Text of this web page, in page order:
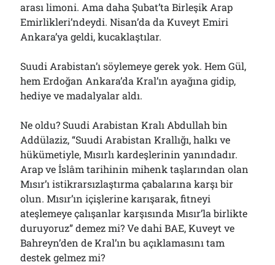
arası limoni. Ama daha Şubat’ta Birleşik Arap
Emirlikleri’ndeydi. Nisan’da da Kuveyt Emiri
Ankara’ya geldi, kucaklaştılar.
Suudi Arabistan’ı söylemeye gerek yok. Hem Gül,
hem Erdoğan Ankara’da Kral’ın ayağına gidip,
hediye ve madalyalar aldı.
Ne oldu? Suudi Arabistan Kralı Abdullah bin
Addülaziz, “Suudi Arabistan Krallığı, halkı ve
hükümetiyle, Mısırlı kardeşlerinin yanındadır.
Arap ve İslâm tarihinin mihenk taşlarından olan
Mısır’ı istikrarsızlaştırma çabalarına karşı bir
olun. Mısır’ın içişlerine karışarak, fitneyi
ateşlemeye çalışanlar karşısında Mısır’la birlikte
duruyoruz” demez mi? Ve dahi BAE, Kuveyt ve
Bahreyn’den de Kral’ın bu açıklamasını tam
destek gelmez mi?